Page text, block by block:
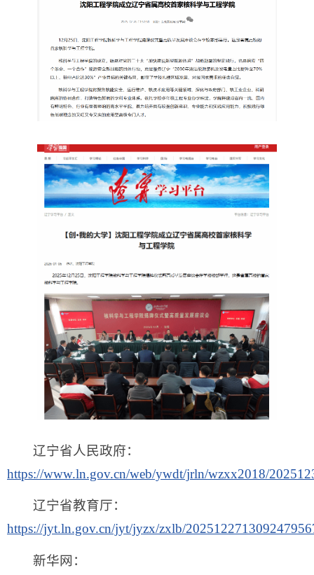
辽宁省人民政府：
https://www.ln.gov.cn/web/ywdt/jrln/wzxx2018/
辽宁省教育厅：
https://jyt.ln.gov.cn/jyt/jyzx/zxlb/
新华网：